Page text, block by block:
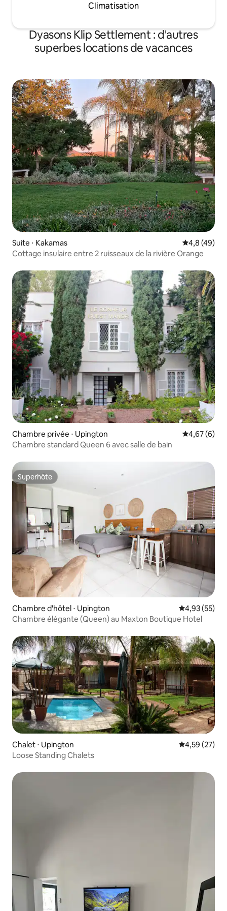
Climatisation
Dyasons Klip Settlement : d'autres
superbes locations de vacances
Suite ⋅ Kakamas Évaluation
4,8 (49)
Cottage insulaire entre 2 ruisseaux de la rivière Orange
Chambre privée ⋅ Upington Évaluation
4,67 (6)
Chambre standard Queen 6 avec salle de bain
Superhôte
Superhôte
Chambre d'hôtel ⋅ Upington Évaluation
4,93 (55)
Chambre élégante (Queen) au Maxton Boutique Hotel
Chalet ⋅ Upington Évaluation
4,59 (27)
Loose Standing Chalets